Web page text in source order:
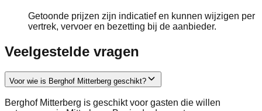
Getoonde prijzen zijn indicatief en kunnen wijzigen per
vertrek, vervoer en bezetting bij de aanbieder.
Veelgestelde vragen
Voor wie is Berghof Mitterberg geschikt?
Berghof Mitterberg is geschikt voor gasten die willen